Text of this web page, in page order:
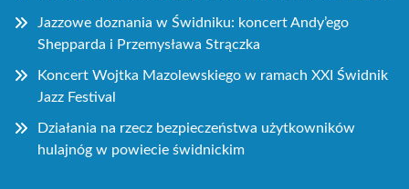
Jazzowe doznania w Świdniku: koncert Andy’ego
Shepparda i Przemysława Strączka
Koncert Wojtka Mazolewskiego w ramach XXI Świdnik
Jazz Festival
Działania na rzecz bezpieczeństwa użytkowników
hulajnóg w powiecie świdnickim